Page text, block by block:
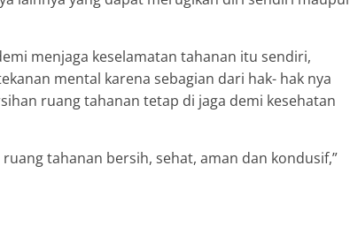
menjaga keselamatan tahanan itu sendiri,
mental karena sebagian dari hak- hak nya
ruang tahanan tetap di jaga demi kesehatan
tahanan bersih, sehat, aman dan kondusif,”